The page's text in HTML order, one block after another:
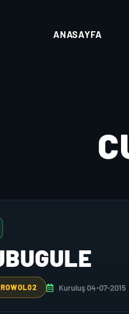
ANASAYFA
Kuruluş 04-07-2015